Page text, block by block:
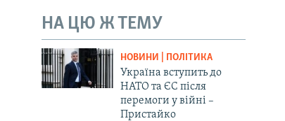
НА ЦЮ Ж ТЕМУ
НОВИНИ | ПОЛІТИКА
Україна вступить до
НАТО та ЄС після
перемоги у війні –
Пристайко